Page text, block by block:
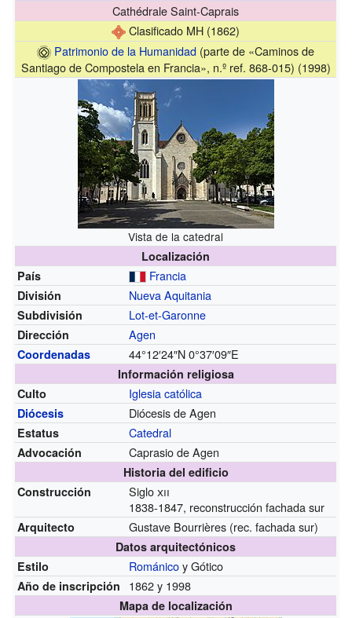
Cathédrale Saint-Caprais
Clasificado MH (1862)
Patrimonio de la Humanidad (parte de «Caminos de
Santiago de Compostela en Francia», n.º ref. 868-015) (1998)
Vista de la catedral
Localización
País
Francia
División Nueva Aquitania
Subdivisión Lot-et-Garonne
Dirección Agen
Coordenadas 44°12′24″N0°37′09″E
Información religiosa
Culto
Iglesia católica
Diócesis Diócesis de Agen
Estatus Catedral
Advocación Caprasio de Agen
Historia del edificio
Construcción
Sigloxii
1838-1847, reconstrucción fachada sur
Arquitecto Gustave Bourrières (rec. fachada sur)
Datos arquitectónicos
Estilo
Románicoy Gótico
Año de inscripción 1862 y 1998
Mapa de localización